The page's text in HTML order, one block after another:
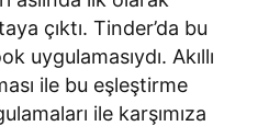
çıktı. Tinder’da bu
uygulamasıydı. Akıllı
ile bu eşleştirme
ile karşımıza